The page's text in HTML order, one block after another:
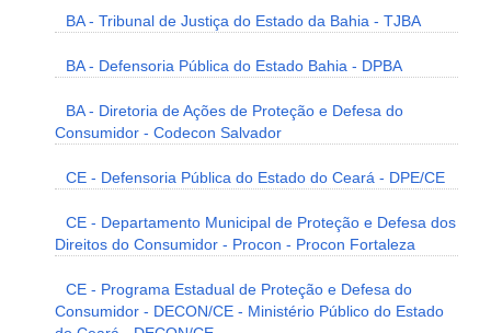
BA - Tribunal de Justiça do Estado da Bahia - TJBA
BA - Defensoria Pública do Estado Bahia - DPBA
BA - Diretoria de Ações de Proteção e Defesa do
Consumidor - Codecon Salvador
CE - Defensoria Pública do Estado do Ceará - DPE/CE
CE - Departamento Municipal de Proteção e Defesa dos
Direitos do Consumidor - Procon - Procon Fortaleza
CE - Programa Estadual de Proteção e Defesa do
Consumidor - DECON/CE - Ministério Público do Estado